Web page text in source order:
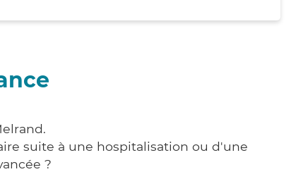
suite à une hospitalisation ou d'une
?